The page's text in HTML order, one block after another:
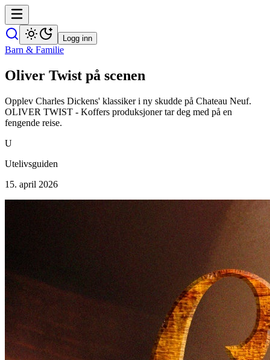
Logg inn
Barn & Familie
Oliver Twist på scenen
Opplev Charles Dickens' klassiker i ny skudde på Chateau Neuf.
OLIVER TWIST - Koffers produksjoner tar deg med på en
fengende reise.
U
Utelivsguiden
15. april 2026